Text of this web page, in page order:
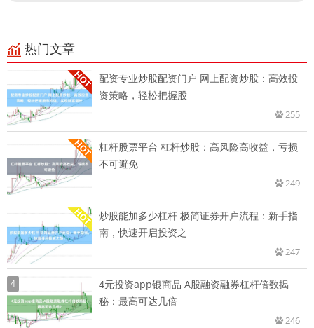
热门文章
配资专业炒股配资门户 网上配资炒股：高效投
资策略，轻松把握股
255
杠杆股票平台 杠杆炒股：高风险高收益，亏损
不可避免
249
炒股能加多少杠杆 极简证券开户流程：新手指
南，快速开启投资之
247
4
4元投资app银商品 A股融资融券杠杆倍数揭
秘：最高可达几倍
246